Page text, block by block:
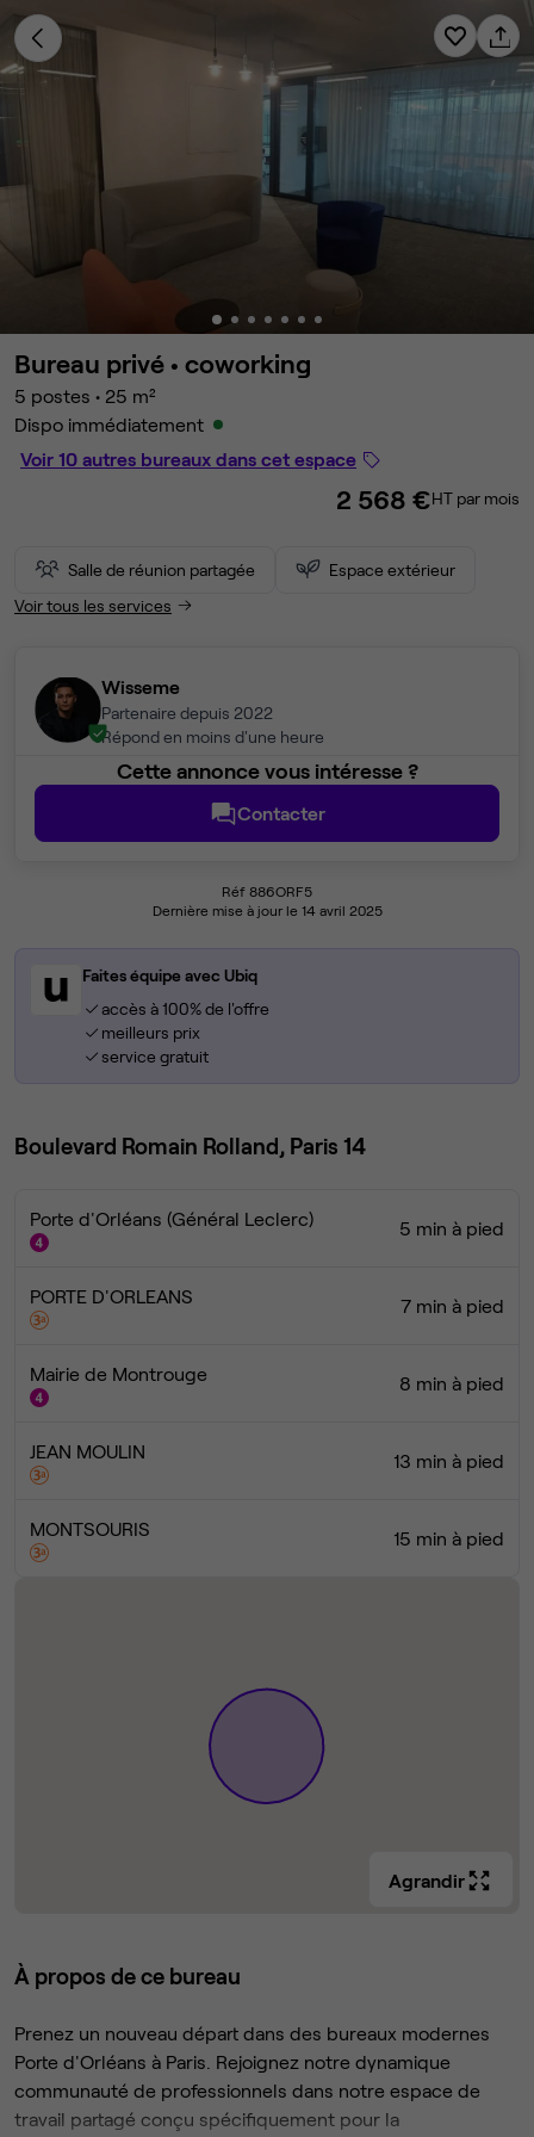
Bureau privé • coworking
5 postes • 25 m²
Dispo immédiatement
Voir 10 autres bureaux dans cet espace
2 568 €HT par mois
Salle de réunion partagée
Espace extérieur
Voir tous les services
Wisseme
Partenaire depuis 2022
Répond en moins d'une heure
Cette annonce vous intéresse ?
Contacter
Réf 886ORF5
Dernière mise à jour le 14 avril 2025
Faites équipe avec Ubiq
accès à 100% de l'offre
meilleurs prix
service gratuit
Boulevard Romain Rolland, Paris 14
Porte d'Orléans (Général Leclerc) 5 min à pied
PORTE D'ORLEANS 7 min à pied
Mairie de Montrouge 8 min à pied
JEAN MOULIN 13 min à pied
MONTSOURIS 15 min à pied
Agrandir
À propos de ce bureau
Prenez un nouveau départ dans des bureaux modernes
Porte d'Orléans à Paris. Rejoignez notre dynamique
communauté de professionnels dans notre espace de
travail partagé conçu spécifiquement pour la